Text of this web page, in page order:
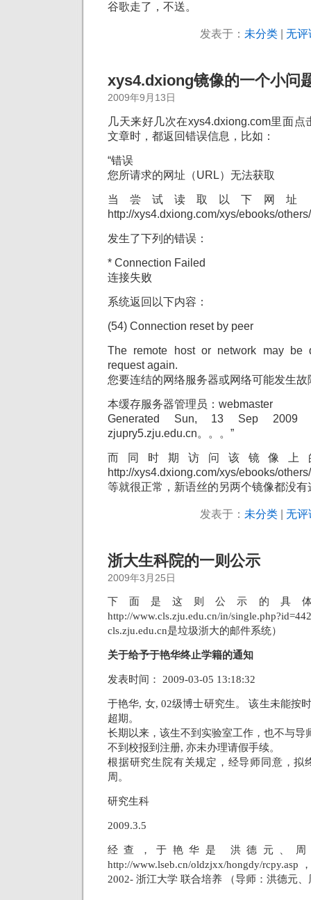
谷歌走了，不送。
发表于： 未分类| 无评
xys4.dxiong镜像的一个小问
2009年9月13日
几天来好几次在xys4.dxiong.com里面
文章时，都返回错误信息，比如：
“错误
您所请求的网址（URL）无法获取
当尝试读取以下网址
http://xys4.dxiong.com/xys/ebooks/
发生了下列的错误：
* Connection Failed
连接失败
系统返回以下内容：
(54) Connection reset by peer
The remote host or network may be
request again.
您要连结的网络服务器或网络可能发生
本缓存服务器管理员：webmaster
Generated Sun, 13 Sep 2009
zjupry5.zju.edu.cn。。。”
而同时期访问该镜像上
http://xys4.dxiong.com/xys/ebooks/
等就很正常，新语丝的另两个镜像都没有
发表于： 未分类| 无评
浙大生科院的一则公示
2009年3月25日
下面是这则公示的具
http://www.cls.zju.edu.cn/in/
cls.zju.edu.cn是垃圾浙大的邮件系统）
关于给予于艳华终止学籍的通知
发表时间： 2009-03-05 13:18:32
于艳华, 女, 02级博士研究生。 该生未能按
超期。
长期以来，该生不到实验室工作，也不与导
不到校报到注册, 亦未办理请假手续。
根据研究生院有关规定，经导师同意，拟
周。
研究生科
2009.3.5
经查，于艳华是 洪德元、周
http://www.lseb.cn/oldzjxx/hongdy/
2002- 浙江大学 联合培养 （导师：洪德元